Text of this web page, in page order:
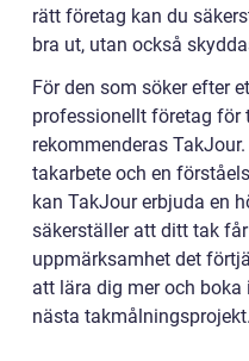
rätt företag kan du
bra ut, utan också
För den som söker efter
professionellt företag för
rekommenderas
takarbete och en
kan TakJour erbjuda en
säkerställer att ditt tak
uppmärksamhet det
att lära dig mer och
nästa takmålningsprojekt.